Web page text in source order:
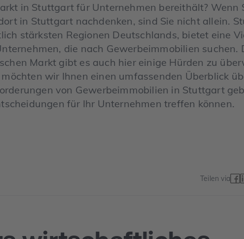
in Stuttgart für Unternehmen bereithält? Wenn
in Stuttgart nachdenken, sind Sie nicht allein.
stärksten Regionen Deutschlands, bietet eine
die nach Gewerbeimmobilien suchen.
Markt gibt es auch hier einige Hürden zu
wir Ihnen einen umfassenden Überblick
von Gewerbeimmobilien in Stuttgart
für Ihr Unternehmen treffen können.
Teilen via